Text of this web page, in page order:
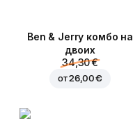
Ben & Jerry комбо на
двоих
34,30 €
от26,00 €